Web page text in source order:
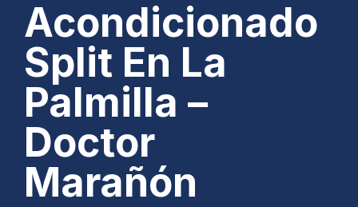
Acondicionado
Split En La
Palmilla –
Doctor
Marañón